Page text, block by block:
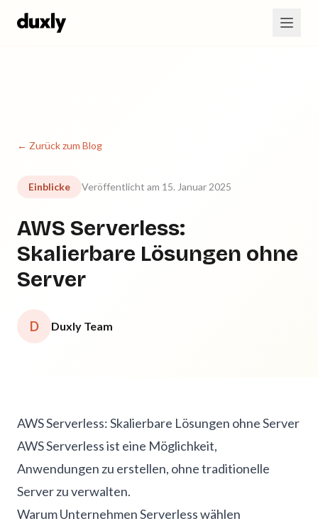
← Zurück zum Blog
Einblicke Veröffentlicht am 15. Januar 2025
AWS Serverless:
Skalierbare Lösungen ohne
Server
D Duxly Team
AWS Serverless: Skalierbare Lösungen ohne Server
AWS Serverless ist eine Möglichkeit,
Anwendungen zu erstellen, ohne traditionelle
Server zu verwalten.
Warum Unternehmen Serverless wählen